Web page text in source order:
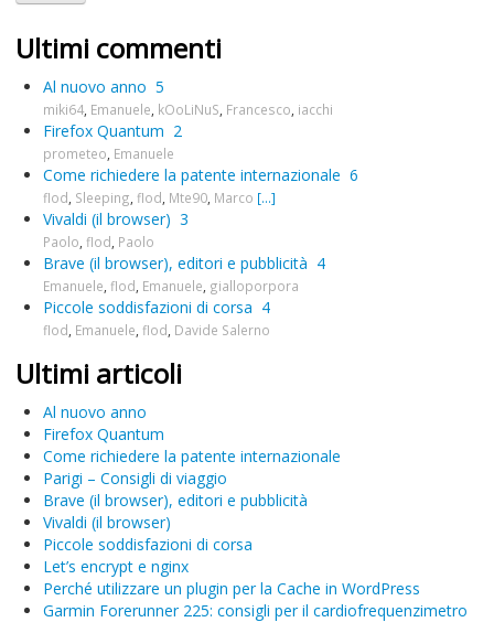
Ultimi commenti
Al nuovo anno 5
miki64 Emanuele kOoLiNuS Francesco iacchi
Firefox Quantum 2
prometeo Emanuele
Come richiedere la patente internazionale 6
flod Sleeping flod Mte90 Marco [...]
Vivaldi (il browser) 3
Paolo flod Paolo
Brave (il browser), editori e pubblicità 4
Emanuele flod Emanuele gialloporpora
Piccole soddisfazioni di corsa 4
flod Emanuele flod Davide Salerno
Ultimi articoli
Al nuovo anno
Firefox Quantum
Come richiedere la patente internazionale
Parigi – Consigli di viaggio
Brave (il browser), editori e pubblicità
Vivaldi (il browser)
Piccole soddisfazioni di corsa
Let’s encrypt e nginx
Perché utilizzare un plugin per la Cache in WordPress
Garmin Forerunner 225: consigli per il cardiofrequenzimetro